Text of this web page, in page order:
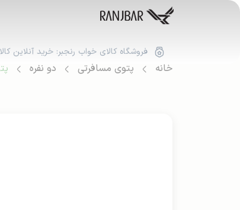
فروشگاه کالای خواب رنجبر: خرید آنلاین
خانه پتوی مسافرتی دو نفره